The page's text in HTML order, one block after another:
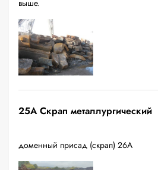
выше.
25A Скрап металлургический
доменный присад (скрап) 26А